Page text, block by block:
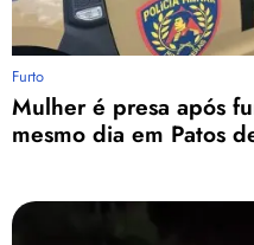
Furto
Mulher é presa após
mesmo dia em Patos